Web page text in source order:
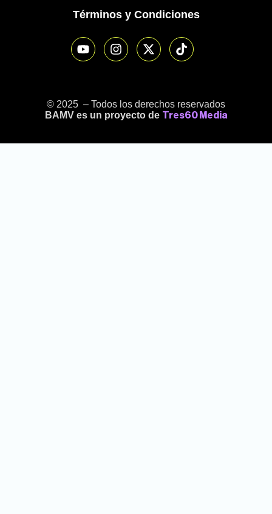
Términos y Condiciones
© 2025 – Todos los derechos reservados
BAMV es un proyecto de Tres60 Media